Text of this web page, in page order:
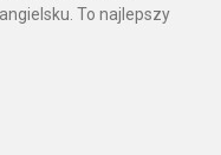
To najlepszy